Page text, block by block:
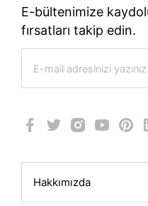
E-bültenimize
fırsatları takip edin.
Hakkımızda